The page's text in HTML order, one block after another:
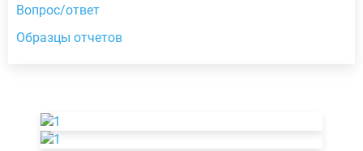
Вопрос/ответ
Образцы отчетов